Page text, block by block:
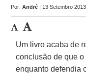
Por:André | 13 Setembro 2013
Um livro acaba de
conclusão de que
enquanto defendia